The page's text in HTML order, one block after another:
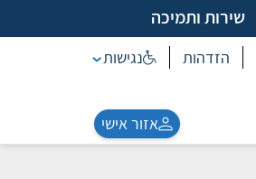
שירות ותמיכה
הזדהות נגישות
אזור אישי